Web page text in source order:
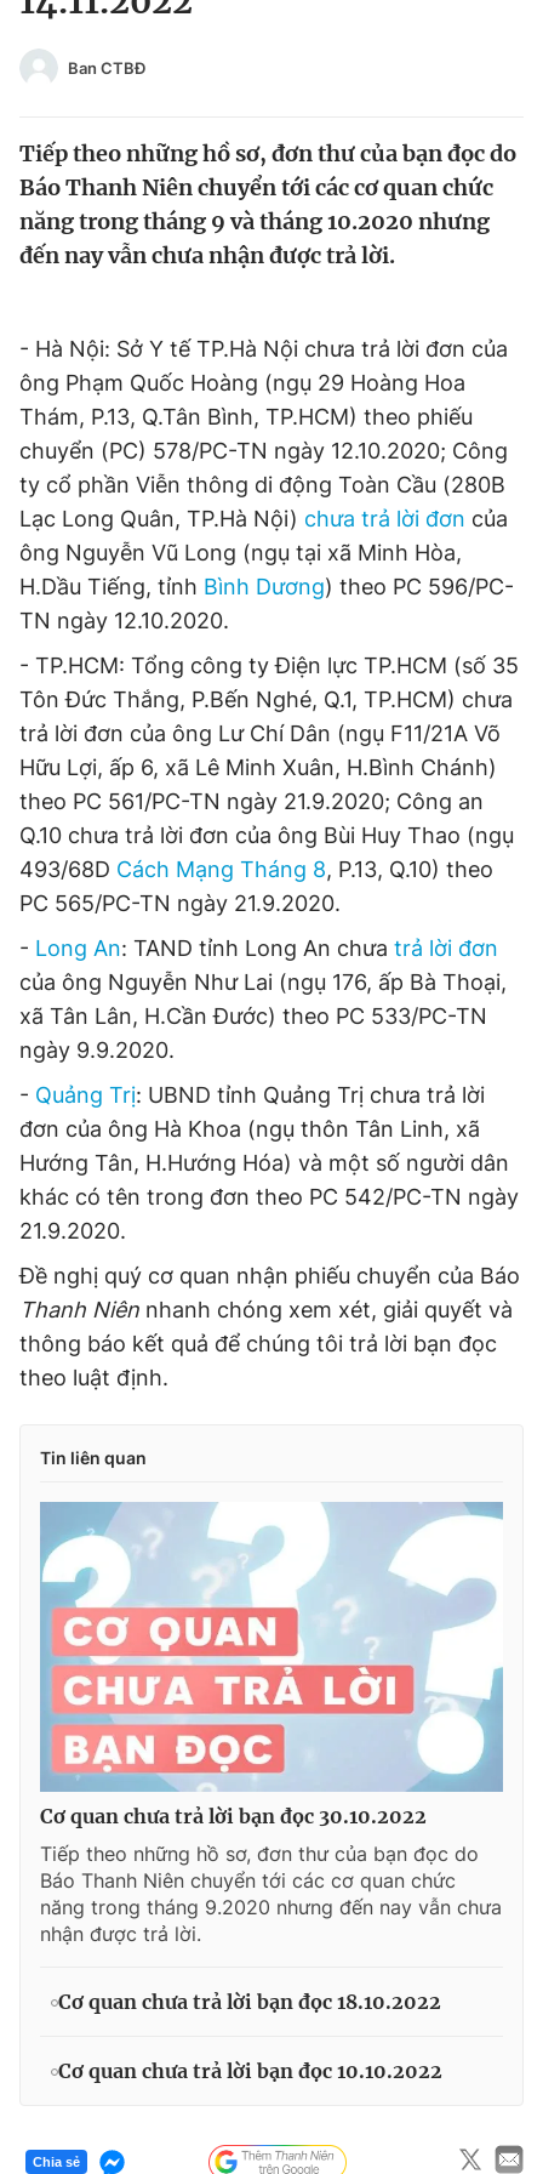
Chào ngày mới
Tin thị trường Tin 360
Video Magazine
Tiện ích Bạn cần biết
Thông tin tòa soạn Liên hệ quảng cáo
Đọc Thanh Niên trên điện thoại
Theo dõi báo trên
Hotline
0906 645 777
Liên hệ quảng cáo
0908 780 404
Đặt báo Quảng cáo RSS Tòa soạn Chính sách bảo
Tổng biên tập: Nguyễn Ngọc Toàn
Phó tổng biên tập thường trực: Hải Thành
Phó tổng biên tập: Lâm Hiếu Dũng
Phó tổng biên tập: Trần Việt Hưng
Tổng thư ký tòa soạn: Đức Trung
Giấy phép xuất bản số 110/GP - BTTTT cấp ngày 24.3.2020
© 2003-2026 Bản quyền thuộc về Báo Thanh Niên. Cấm sao
chép dưới mọi hình thức nếu không có sự chấp thuận bằng văn
bản. Phát triển bởi ePi Technologies, JSC.
Ban CTBĐ
Tiếp theo những hồ sơ, đơn thư của bạn đọc do
Báo Thanh Niên chuyển tới các cơ quan chức
năng trong tháng 9 và tháng 10.2020 nhưng
đến nay vẫn chưa nhận được trả lời.
- Hà Nội: Sở Y tế TP.Hà Nội chưa trả lời đơn của
ông Phạm Quốc Hoàng (ngụ 29 Hoàng Hoa
Thám, P.13, Q.Tân Bình, TP.HCM) theo phiếu
chuyển (PC) 578/PC-TN ngày 12.10.2020; Công
ty cổ phần Viễn thông di động Toàn Cầu (280B
Lạc Long Quân, TP.Hà Nội) chưa trả lời đơn của
ông Nguyễn Vũ Long (ngụ tại xã Minh Hòa,
H.Dầu Tiếng, tỉnh Bình Dương) theo PC 596/PC-
TN ngày 12.10.2020.
- TP.HCM: Tổng công ty Điện lực TP.HCM (số 35
Tôn Đức Thắng, P.Bến Nghé, Q.1, TP.HCM) chưa
trả lời đơn của ông Lư Chí Dân (ngụ F11/21A Võ
Hữu Lợi, ấp 6, xã Lê Minh Xuân, H.Bình Chánh)
theo PC 561/PC-TN ngày 21.9.2020; Công an
Q.10 chưa trả lời đơn của ông Bùi Huy Thao (ngụ
493/68D Cách Mạng Tháng 8, P.13, Q.10) theo
PC 565/PC-TN ngày 21.9.2020.
- Long An: TAND tỉnh Long An chưa trả lời đơn
của ông Nguyễn Như Lai (ngụ 176, ấp Bà Thoại,
xã Tân Lân, H.Cần Đước) theo PC 533/PC-TN
ngày 9.9.2020.
- Quảng Trị: UBND tỉnh Quảng Trị chưa trả lời
đơn của ông Hà Khoa (ngụ thôn Tân Linh, xã
Hướng Tân, H.Hướng Hóa) và một số người dân
khác có tên trong đơn theo PC 542/PC-TN ngày
21.9.2020.
Đề nghị quý cơ quan nhận phiếu chuyển của Báo
Thanh Niên nhanh chóng xem xét, giải quyết và
thông báo kết quả để chúng tôi trả lời bạn đọc
theo luật định.
Tin liên quan
Cơ quan chưa trả lời bạn đọc 30.10.2022
Tiếp theo những hồ sơ, đơn thư của bạn đọc do
Báo Thanh Niên chuyển tới các cơ quan chức
năng trong tháng 9.2020 nhưng đến nay vẫn chưa
nhận được trả lời.
Cơ quan chưa trả lời bạn đọc 18.10.2022
Cơ quan chưa trả lời bạn đọc 10.10.2022
Chia sẻ